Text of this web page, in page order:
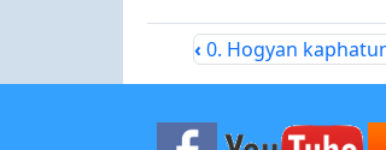
‹ 0. Hogyan